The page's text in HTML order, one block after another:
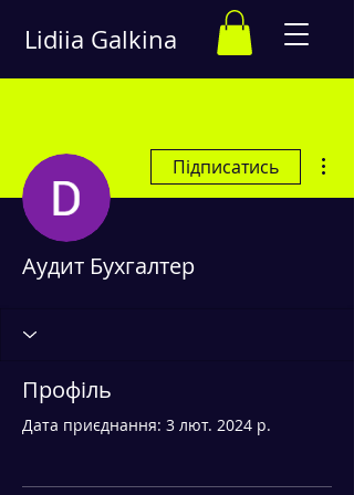
Lidiia Galkina
Підписатись
Аудит Бухгалтер
Профіль
Дата приєднання: 3 лют. 2024 р.